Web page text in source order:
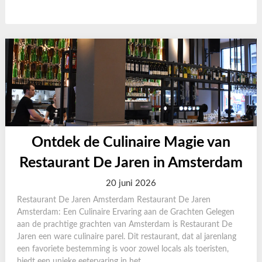
Ontdek de Culinaire Magie van
Restaurant De Jaren in Amsterdam
20 juni 2026
Restaurant De Jaren Amsterdam Restaurant De Jaren
Amsterdam: Een Culinaire Ervaring aan de Grachten Gelegen
aan de prachtige grachten van Amsterdam is Restaurant De
Jaren een ware culinaire parel. Dit restaurant, dat al jarenlang
een favoriete bestemming is voor zowel locals als toeristen,